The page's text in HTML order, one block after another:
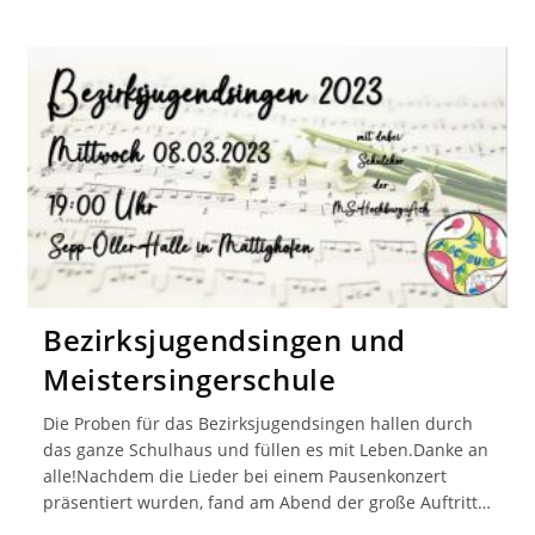
Bezirksjugendsingen und
Meistersingerschule
Die Proben für das Bezirksjugendsingen hallen durch
das ganze Schulhaus und füllen es mit Leben.Danke an
alle!Nachdem die Lieder bei einem Pausenkonzert
präsentiert wurden, fand am Abend der große Auftritt…